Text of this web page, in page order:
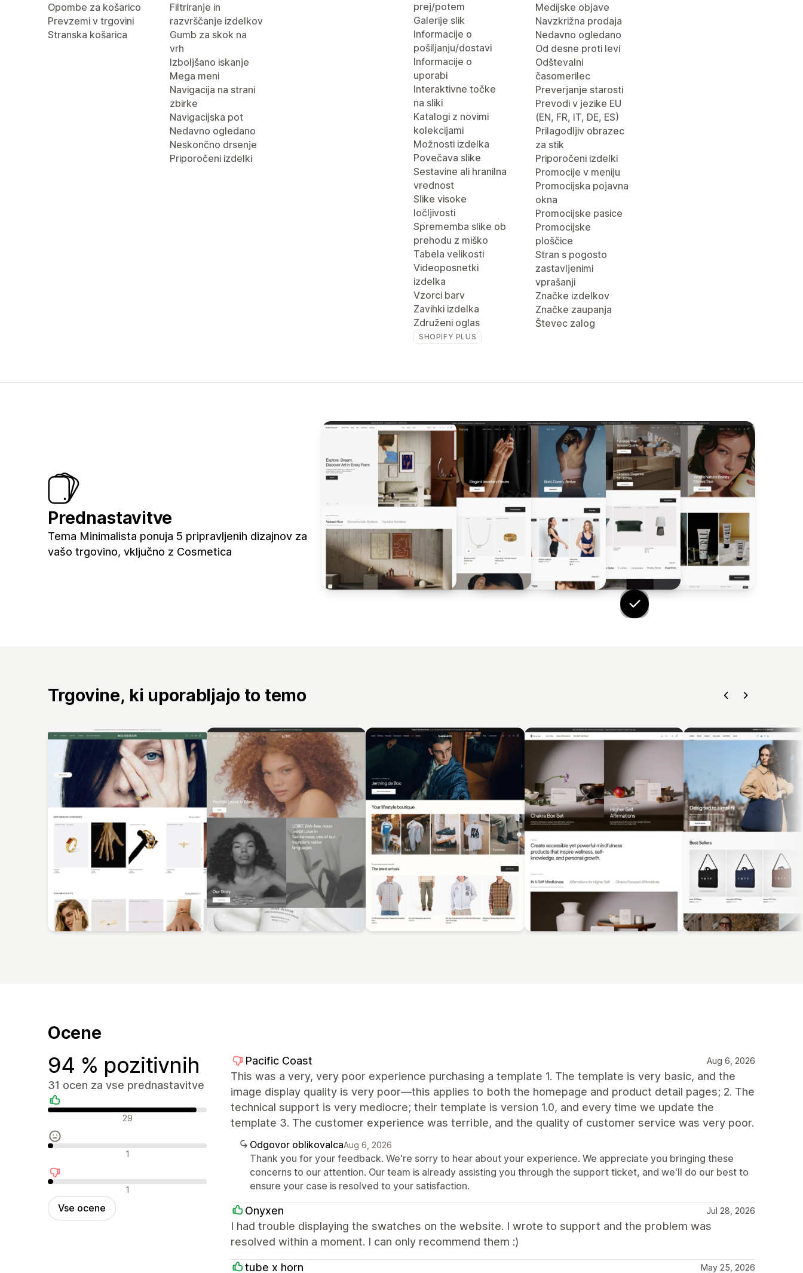
Opombe za košarico
Prevzemi v trgovini
Stranska košarica
Filtriranje in
razvrščanje izdelkov
Gumb za skok na
vrh
Izboljšano iskanje
Mega meni
Navigacija na strani
zbirke
Navigacijska pot
Nedavno ogledano
Neskončno drsenje
Priporočeni izdelki
prej/potem
Galerije slik
Informacije o
pošiljanju/dostavi
Informacije o
uporabi
Interaktivne točke
na sliki
Katalogi z novimi
kolekcijami
Možnosti izdelka
Povečava slike
Sestavine ali hranilna
vrednost
Slike visoke
ločljivosti
Sprememba slike ob
prehodu z miško
Tabela velikosti
Videoposnetki
izdelka
Vzorci barv
Zavihki izdelka
Združeni oglas
SHOPIFY PLUS
Medijske objave
Navzkrižna prodaja
Nedavno ogledano
Od desne proti levi
Odštevalni
časomerilec
Preverjanje starosti
Prevodi v jezike EU
(EN, FR, IT, DE, ES)
Prilagodljiv obrazec
za stik
Priporočeni izdelki
Promocije v meniju
Promocijska pojavna
okna
Promocijske pasice
Promocijske
ploščice
Stran s pogosto
zastavljenimi
vprašanji
Značke izdelkov
Značke zaupanja
Števec zalog
Prednastavitve
Tema Minimalista ponuja 5 pripravljenih dizajnov za
vašo trgovino, vključno z Cosmetica
Trgovine, ki uporabljajo to temo
Ocene
94 % pozitivnih
31 ocen za vse prednastavitve
Pozitivne ocene 29
Nevtralne ocene 1
Negativne ocene 1
Vse ocene
Pacific Coast Aug 6, 2026
This was a very, very poor experience purchasing a template 1. The template is very basic, and the
image display quality is very poor—this applies to both the homepage and product detail pages; 2. The
technical support is very mediocre; their template is version 1.0, and every time we update the
template 3. The customer experience was terrible, and the quality of customer service was very poor.
Odgovor oblikovalcaAug 6, 2026
Thank you for your feedback. We're sorry to hear about your experience. We appreciate you bringing these
concerns to our attention. Our team is already assisting you through the support ticket, and we'll do our best to
ensure your case is resolved to your satisfaction.
Onyxen Jul 28, 2026
I had trouble displaying the swatches on the website. I wrote to support and the problem was
resolved within a moment. I can only recommend them :)
tube x horn May 25, 2026